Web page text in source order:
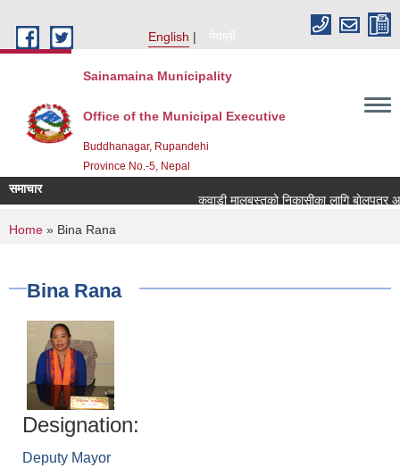
English
नेपाली
Sainamaina Municipality
Office of the Municipal Executive
Buddhanagar, Rupandehi
Province No.-5, Nepal
समाचार
कवाडी मालबस्तुकाे निकासीका लागि बाेलपत्र
You are here
Home » Bina Rana
Bina Rana
Designation:
Deputy Mayor